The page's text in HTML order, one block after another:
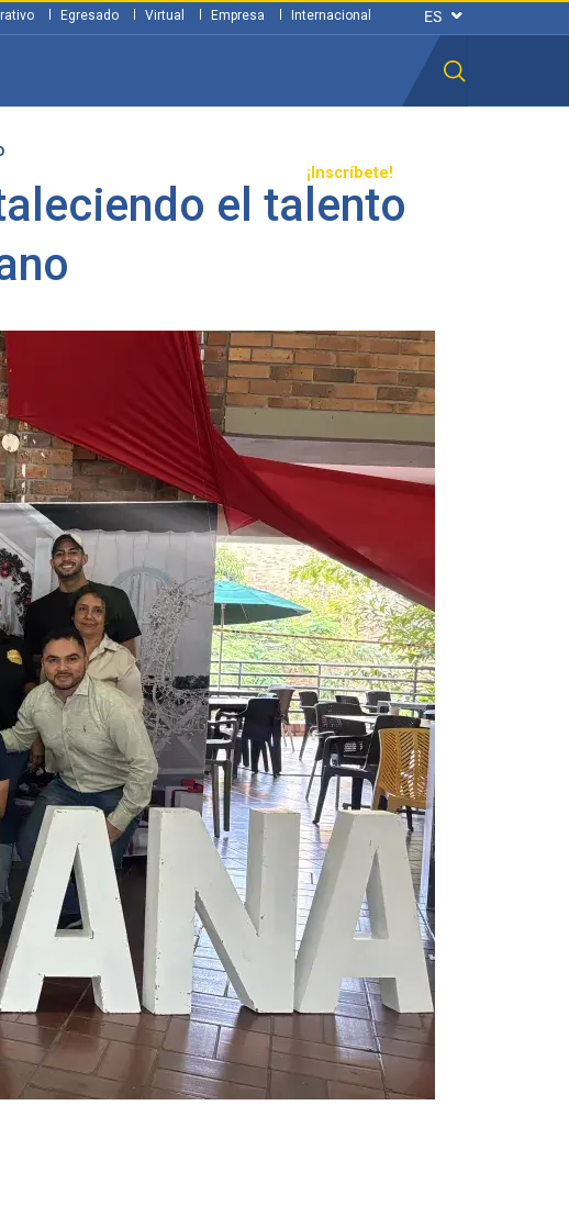
¡Inscríbete!
Egresado Virtual Empresa Internacional
el talento